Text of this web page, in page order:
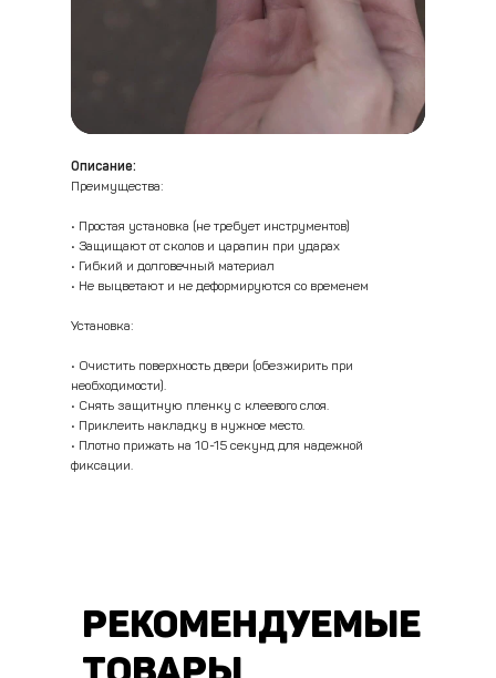
Описание:
Преимущества:
• Простая установка (не требует инструментов)
• Защищают от сколов и царапин при ударах
• Гибкий и долговечный материал
• Не выцветают и не деформируются со временем
Установка:
• Очистить поверхность двери (обезжирить при
необходимости).
• Снять защитную пленку с клеевого слоя.
• Приклеить накладку в нужное место.
• Плотно прижать на 10-15 секунд для надежной
фиксации.
РЕКОМЕНДУЕМЫЕ
Ручка-лентяйка на руль
55 мм, черная,
силиконовая рукоять,
LED подсветка, 1 шт.
Накладки
противоударные
дверные 85x10мм,
прозрачные, 4 шт.